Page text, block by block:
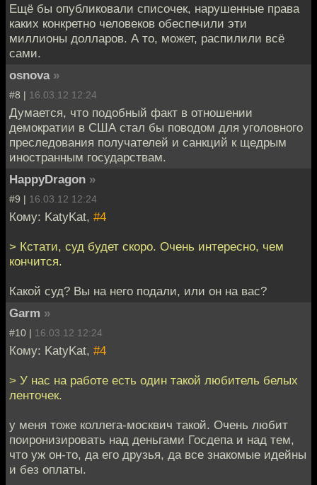
Ещё бы опубликовали списочек, нарушенные права
каких конкретно человеков обеспечили эти
миллионы долларов. А то, может, распилили всё
сами.
osnova »
#8 | 16.03.12 12:24
Думается, что подобный факт в отношении
демократии в США стал бы поводом для уголовного
преследования получателей и санкций к щедрым
иностранным государствам.
HappyDragon »
#9 | 16.03.12 12:24
Кому: KatyKat, #4
> Кстати, суд будет скоро. Очень интересно, чем
кончится.
Какой суд? Вы на него подали, или он на вас?
Garm »
#10 | 16.03.12 12:24
Кому: KatyKat, #4
> У нас на работе есть один такой любитель белых
ленточек.
у меня тоже коллега-москвич такой. Очень любит
поиронизировать над деньгами Госдепа и над тем,
что уж он-то, да его друзья, да все знакомые идейны
и без оплаты.